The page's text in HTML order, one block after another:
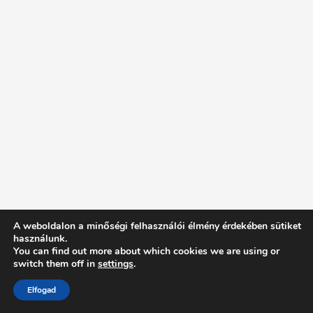
Intentionally Blank - Proudly powered by WordPress
A weboldalon a minőségi felhasználói élmény érdekében sütiket
használunk.
You can find out more about which cookies we are using or
switch them off in settings.
Elfogad